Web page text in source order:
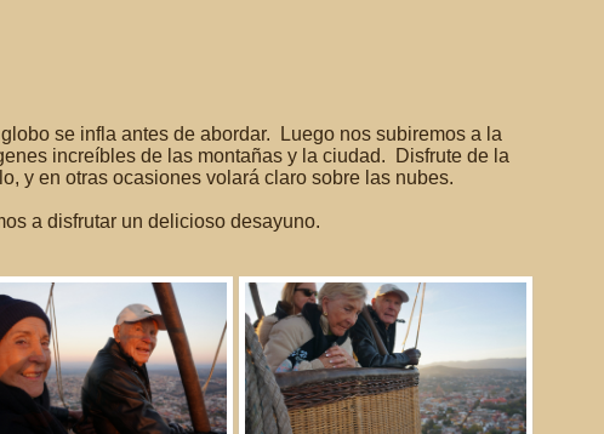
se infla antes de abordar. Luego nos subiremos a la
increíbles de las montañas y la ciudad. Disfrute de la
y en otras ocasiones volará claro sobre las nubes.
a disfrutar un delicioso desayuno.